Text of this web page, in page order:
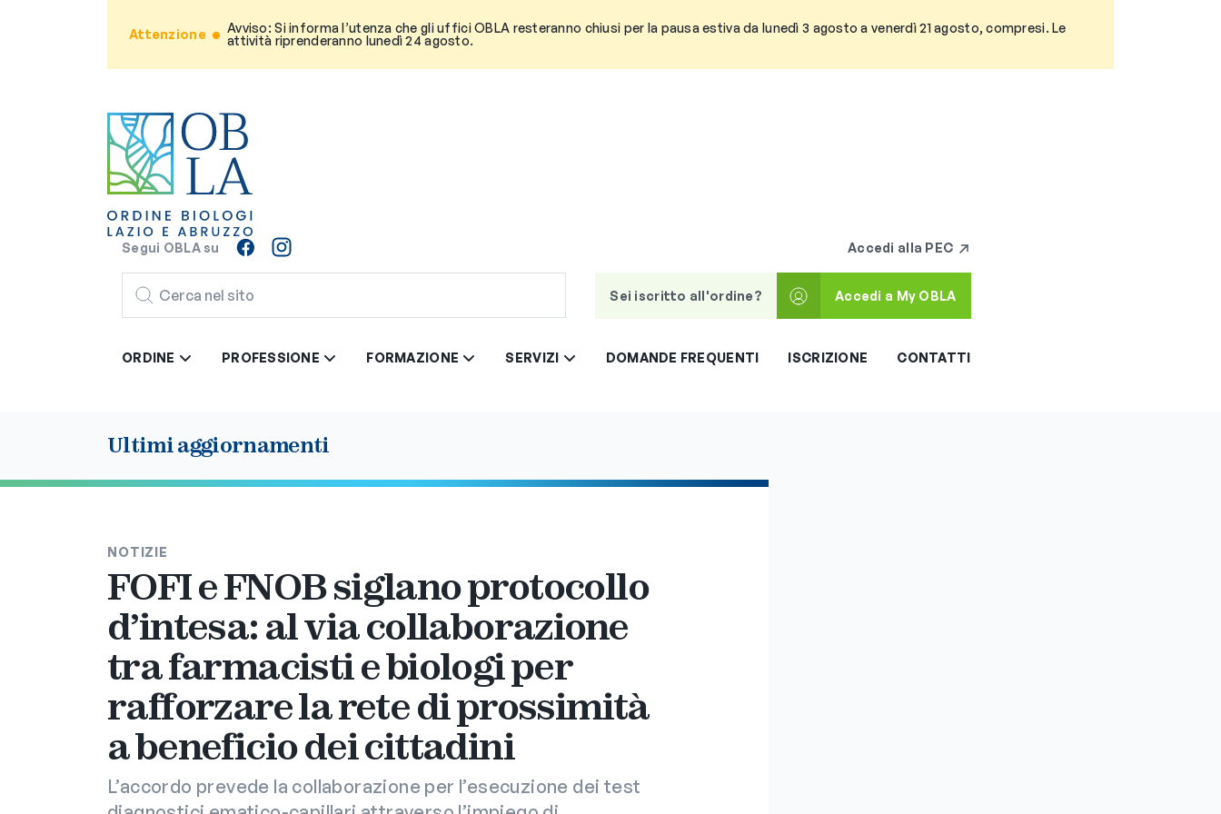
Attenzione
Avviso: Si informa l’utenza che gli uffici OBLA resteranno chiusi per la pausa estiva da lunedì 3 agosto a venerdì 21 agosto, compresi. Le
attività riprenderanno lunedì 24 agosto.
Segui OBLA su Accedi alla PEC
CERCA
Sei iscritto all'ordine?
Accedi a My OBLA
ORDINE PROFESSIONE FORMAZIONE SERVIZI DOMANDE FREQUENTI ISCRIZIONE CONTATTI
Ultimi aggiornamenti
NOTIZIE
FOFI e FNOB siglano protocollo
d’intesa: al via collaborazione
tra farmacisti e biologi per
rafforzare la rete di prossimità
a beneficio dei cittadini
L’accordo prevede la collaborazione per l’esecuzione dei test